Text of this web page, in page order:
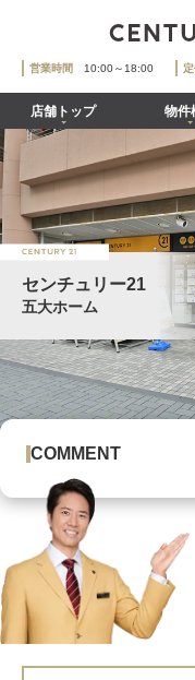
営業時間 10:00～18:00 定
店舗トップ 物件
センチュリー21
五大ホーム
COMMENT